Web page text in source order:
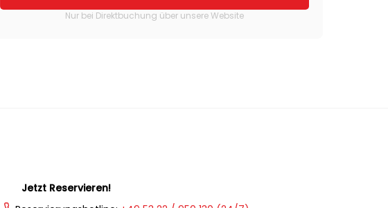
Nur bei Direktbuchung über unsere Website
Jetzt Reservieren!